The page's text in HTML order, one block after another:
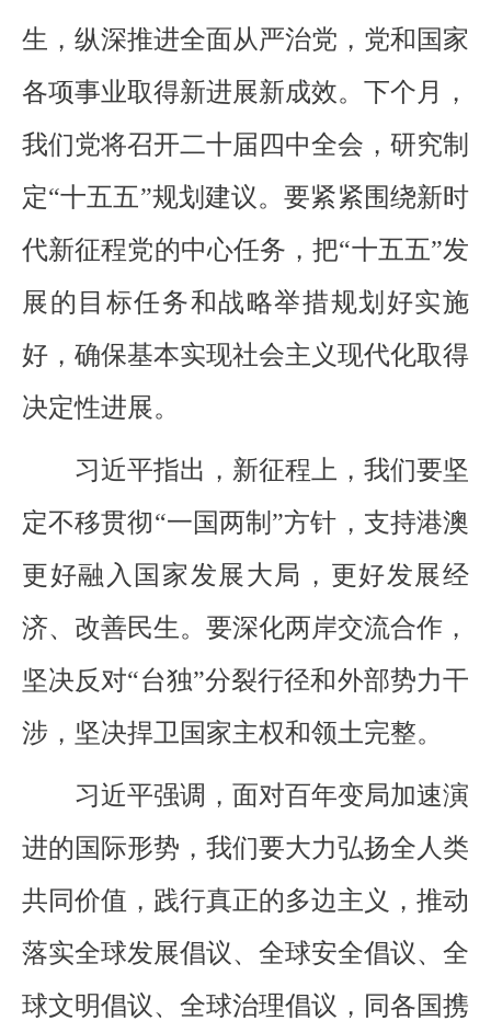
生，纵深推进全面从严治党，党和国家
各项事业取得新进展新成效。下个月，
我们党将召开二十届四中全会，研究制
定“十五五”规划建议。要紧紧围绕新时
代新征程党的中心任务，把“十五五”发
展的目标任务和战略举措规划好实施
好，确保基本实现社会主义现代化取得
决定性进展。
习近平指出，新征程上，我们要坚
定不移贯彻“一国两制”方针，支持港澳
更好融入国家发展大局，更好发展经
济、改善民生。要深化两岸交流合作，
坚决反对“台独”分裂行径和外部势力干
涉，坚决捍卫国家主权和领土完整。
习近平强调，面对百年变局加速演
进的国际形势，我们要大力弘扬全人类
共同价值，践行真正的多边主义，推动
落实全球发展倡议、全球安全倡议、全
球文明倡议、全球治理倡议，同各国携